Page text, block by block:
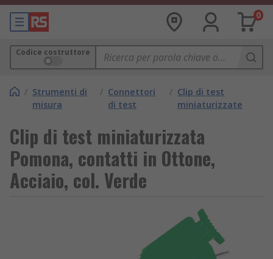
0
Codice costruttore
/ Strumenti di
misura
/ Connettori
di test
/ Clip di test
miniaturizzate
Clip di test miniaturizzata
Pomona, contatti in Ottone,
Acciaio, col. Verde